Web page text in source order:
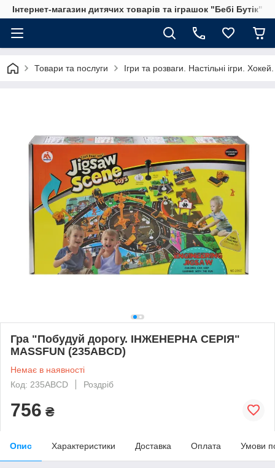
Інтернет-магазин дитячих товарів та іграшок "Бебі Бутік"
Товари та послуги Ігри та розваги. Настільні ігри.
Гра "Побудуй дорогу. ІНЖЕНЕРНА СЕРІЯ"
MASSFUN (235ABCD)
Немає в наявності
Код: 235ABCD
Роздріб
756 ₴
Опис Характеристики Доставка Оплата Умови